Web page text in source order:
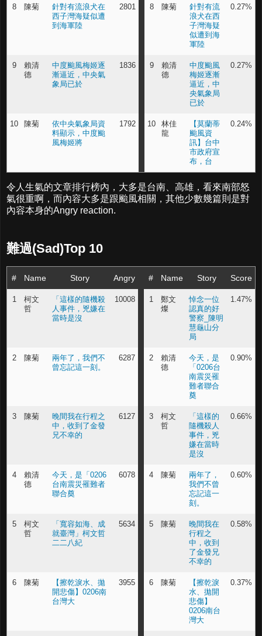
8 陳菊
針對有流浪犬在
西子灣海疑似遭
到海軍陸
2801 8 陳菊
針對有流
浪犬在西
子灣海疑
似遭到海
軍陸
0.27%
9
賴清
德
中度颱風梅姬逐
漸逼近，中央氣
象局已於
1836 9
賴清
德
中度颱風
梅姬逐漸
逼近，中
央氣象局
已於
0.27%
10 陳菊
依中央氣象局資
料顯示，中度颱
風梅姬將
1792 10
林佳
龍
【莫蘭蒂
颱風資
訊】台中
市政府宣
布，台
0.24%
令人生氣的文章排行榜內，大多是台南、高雄，看來南部怒
氣很重啊，而內容大多是跟颱風相關，其他少數幾篇則是對
內容本身的Angry reaction.
難過(Sad)Top 10
# Name Story Angry # Name Story Score
1
柯文
哲
「這樣的隨機殺
人事件，兇嫌在
當時是沒
10008 1
鄭文
燦
悼念一位
認真的好
警察_陳明
慧龜山分
局
1.47%
2 陳菊
兩年了，我們不
曾忘記這一刻。
6287 2
賴清
德
今天，是
「0206台
南震災罹
難者聯合
奠
0.90%
3 陳菊
晚間我在行程之
中，收到了金發
兄不幸的
6127 3
柯文
哲
「這樣的
隨機殺人
事件，兇
嫌在當時
是沒
0.66%
4
賴清
德
今天，是「0206
台南震災罹難者
聯合奠
6078 4 陳菊
兩年了，
我們不曾
忘記這一
刻。
0.60%
5
柯文
哲
「寬容如海、成
就臺灣」柯文哲
二二八紀
5634 5 陳菊
晚間我在
行程之
中，收到
了金發兄
不幸的
0.58%
6 陳菊
【擦乾淚水、拋
開悲傷】0206南
台灣大
3955 6 陳菊
【擦乾淚
水、拋開
悲傷】
0206南台
灣大
0.37%